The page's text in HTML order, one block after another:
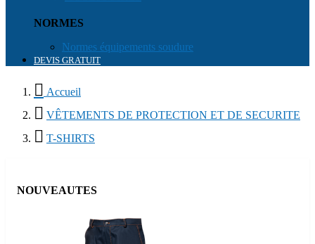
NORMES
Normes équipements soudure
DEVIS GRATUIT
 Accueil
 VÊTEMENTS DE PROTECTION ET DE SECURITE
 T-SHIRTS
NOUVEAUTES